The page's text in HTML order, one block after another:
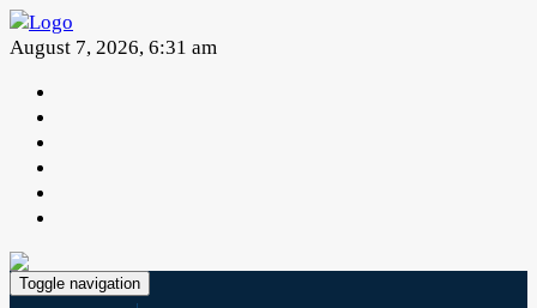
August 7, 2026, 6:31 am
Toggle navigation